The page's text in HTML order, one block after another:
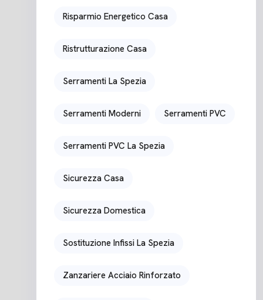
Risparmio Energetico Casa
Ristrutturazione Casa
Serramenti La Spezia
Serramenti Moderni Serramenti PVC
Serramenti PVC La Spezia
Sicurezza Casa
Sicurezza Domestica
Sostituzione Infissi La Spezia
Zanzariere Acciaio Rinforzato